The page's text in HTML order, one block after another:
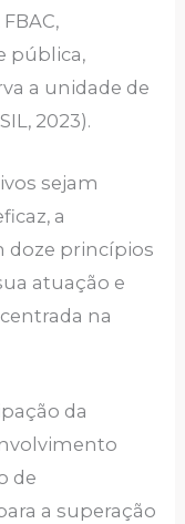
pública,
a unidade de
2023).
sejam
a
doze princípios
atuação e
na
da
de
a superação